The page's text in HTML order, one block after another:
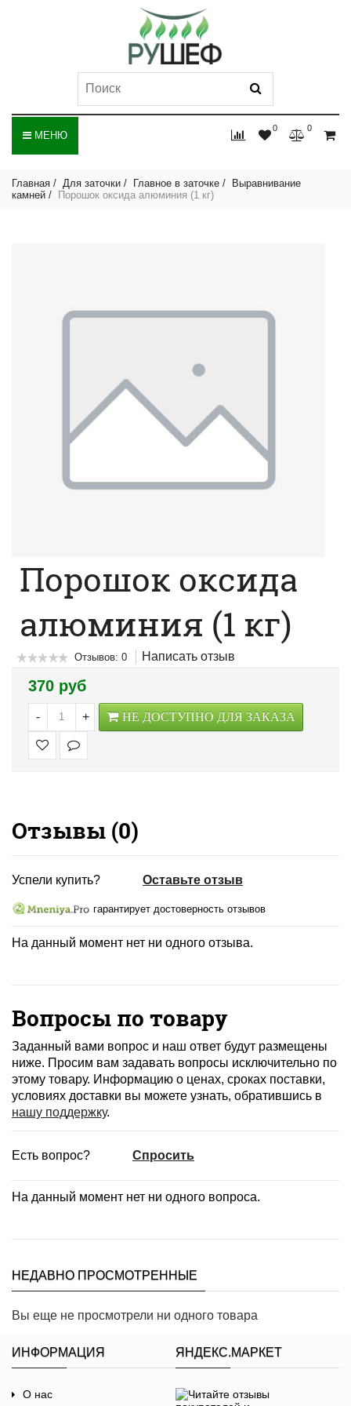
0 0
МЕНЮ
Главная Для заточки Главное в заточке
Выравнивание
камней
Порошок оксида алюминия (1 кг)
Порошок оксида
алюминия (1 кг)
Отзывов: 0 Написать отзыв
370 руб
- + НЕ ДОСТУПНО ДЛЯ ЗАКАЗА
Отзывы (0)
Успели купить? Оставьте отзыв
гарантирует достоверность отзывов
На данный момент нет ни одного отзыва.
Вопросы по товару
Заданный вами вопрос и наш ответ будут размещены
ниже. Просим вам задавать вопросы исключительно по
этому товару. Информацию о ценах, сроках поставки,
условиях доставки вы можете узнать, обратившись в
нашу поддержку.
Есть вопрос? Спросить
На данный момент нет ни одного вопроса.
НЕДАВНО ПРОСМОТРЕННЫЕ
Вы еще не просмотрели ни одного товара
ИНФОРМАЦИЯ
О нас
ЯНДЕКС.МАРКЕТ